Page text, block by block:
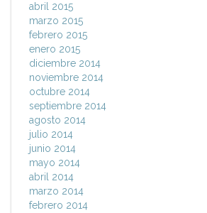
abril 2015
marzo 2015
febrero 2015
enero 2015
diciembre 2014
noviembre 2014
octubre 2014
septiembre 2014
agosto 2014
julio 2014
junio 2014
mayo 2014
abril 2014
marzo 2014
febrero 2014